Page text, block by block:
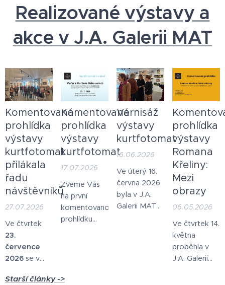
Realizované výstavy a
akce v J.A. Galerii MAT
Komentovaná
prohlídka
výstavy
kurtfotomat
přilákala
řadu
návštěvníků
27.07.2026
Ve čtvrtek
23.
července
2026 se v
MAT
Komentovaná
prohlídka
výstavy
kurtfotomat
17.07.2026
Zveme Vás
na první
komentovanou
prohlídku
„kurtfotomat“
Vernisáž
výstavy
kurtfotomat
16.06.2026
Ve úterý 16.
června 2026
byla v J.A.
Galerii MAT
prohlídka
výstavy
Romana
Křeliny:
Mezi
obrazy
06.05.2026
Ve čtvrtek 14.
května
proběhla v
J.A. Galerii
Starší články ->